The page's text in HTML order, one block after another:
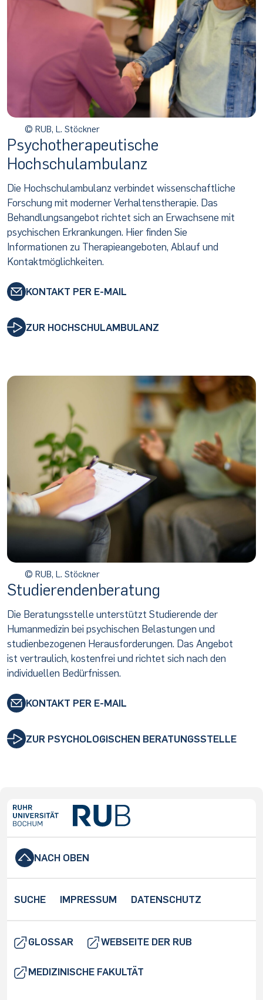
Psycho­therapeutische
Hochschulambulanz
Die Hochschulambulanz verbindet wissenschaftliche
Forschung mit moderner Verhaltenstherapie. Das
Behandlungsangebot richtet sich an Erwachsene mit
psychischen Erkrankungen. Hier finden Sie
Informationen zu Therapieangeboten, Ablauf und
Kontaktmöglichkeiten.
KONTAKT PER E-MAIL
ZUR HOCHSCHULAMBULANZ
© RUB, L. Stöckner
© RUB, L. Stöckner
Studierenden­beratung
Die Beratungsstelle unterstützt Studierende der
Humanmedizin bei psychischen Belastungen und
studienbezogenen Herausforderungen. Das Angebot
ist vertraulich, kostenfrei und richtet sich nach den
individuellen Bedürfnissen.
KONTAKT PER E-MAIL
ZUR PSYCHOLOGISCHEN BERATUNGSSTELLE
NACH OBEN
SUCHE IMPRESSUM DATENSCHUTZ
GLOSSAR WEBSEITE DER RUB
MEDIZINISCHE FAKULTÄT